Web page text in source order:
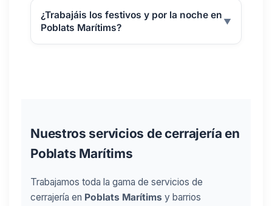
¿Trabajáis los festivos y por la noche en
Poblats Marítims?
▼
Nuestros servicios de cerrajería en
Poblats Marítims
Trabajamos toda la gama de servicios de
cerrajería en Poblats Marítims y barrios